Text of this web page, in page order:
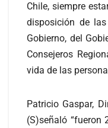
Chile, siempre
disposición de
Gobierno, del
Consejeros
vida de las
Patricio Gaspar,
(S)señaló “fueron